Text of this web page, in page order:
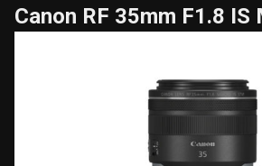
Canon RF 35mm F1.8 IS